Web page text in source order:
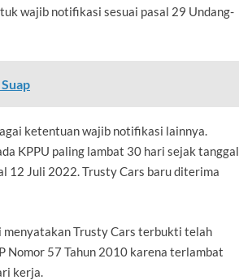
wajib notifikasi sesuai pasal 29 Undang-
ketentuan wajib notifikasi lainnya.
KPPU paling lambat 30 hari sejak tanggal
12 Juli 2022. Trusty Cars baru diterima
Trusty Cars terbukti telah
Nomor 57 Tahun 2010 karena terlambat
kerja.